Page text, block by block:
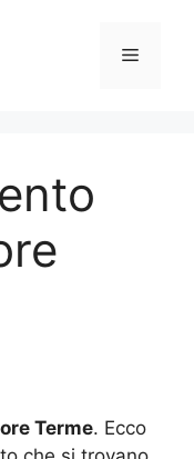
Menu
Terme. Ecco